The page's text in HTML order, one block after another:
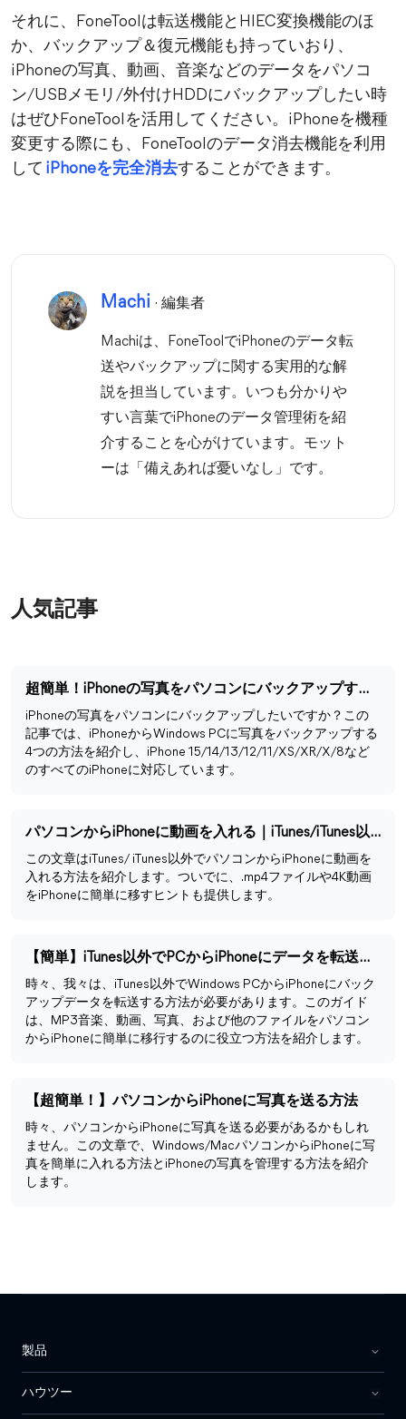
それに、FoneToolは転送機能とHIEC変換機能のほ
か、バックアップ＆復元機能も持っていおり、
iPhoneの写真、動画、音楽などのデータをパソコ
ン/USBメモリ/外付けHDDにバックアップしたい時
はぜひFoneToolを活用してください。iPhoneを機種
変更する際にも、FoneToolのデータ消去機能を利用
して iPhoneを完全消去することができます。
Machi · 編集者
Machiは、FoneToolでiPhoneのデータ転
送やバックアップに関する実用的な解
説を担当しています。いつも分かりや
すい言葉でiPhoneのデータ管理術を紹
介することを心がけています。モット
ーは「備えあれば憂いなし」です。
人気記事
超簡単！iPhoneの写真をパソコンにバックアップする方法
iPhoneの写真をパソコンにバックアップしたいですか？この
記事では、iPhoneからWindows PCに写真をバックアップする
4つの方法を紹介し、iPhone 15/14/13/12/11/XS/XR/X/8など
のすべてのiPhoneに対応しています。
パソコンからiPhoneに動画を入れる｜iTunes/iTunes以外
この文章はiTunes/ iTunes以外でパソコンからiPhoneに動画を
入れる方法を紹介します。ついでに、.mp4ファイルや4K動画
をiPhoneに簡単に移すヒントも提供します。
【簡単】iTunes以外でPCからiPhoneにデータを転送する方法
時々、我々は、iTunes以外でWindows PCからiPhoneにバック
アップデータを転送する方法が必要があります。このガイド
は、MP3音楽、動画、写真、および他のファイルをパソコン
からiPhoneに簡単に移行するのに役立つ方法を紹介します。
【超簡単！】パソコンからiPhoneに写真を送る方法
時々、パソコンからiPhoneに写真を送る必要があるかもしれ
ません。この文章で、Windows/MacパソコンからiPhoneに写
真を簡単に入れる方法とiPhoneの写真を管理する方法を紹介
します。
製品
ハウツー